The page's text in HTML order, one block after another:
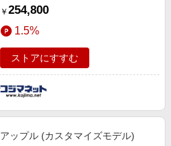
リ 16GB 8コアCPUと10コアGPU
］ スターライト MQKV3JACTO
￥ 254,800
1.5%
ストアにすすむ
アップル (カスタマイズモデル)